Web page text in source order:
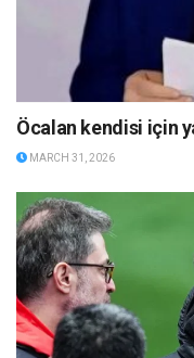
Öcalan kendisi için
MARCH 31, 2026